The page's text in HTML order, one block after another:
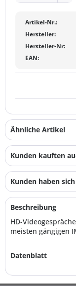
Artikel-Nr.:
Hersteller:
Hersteller-Nr:
EAN:
Ähnliche Artikel
Kunden kauften
Kunden haben
Beschreibung
HD-
meisten gängigen
Datenblatt